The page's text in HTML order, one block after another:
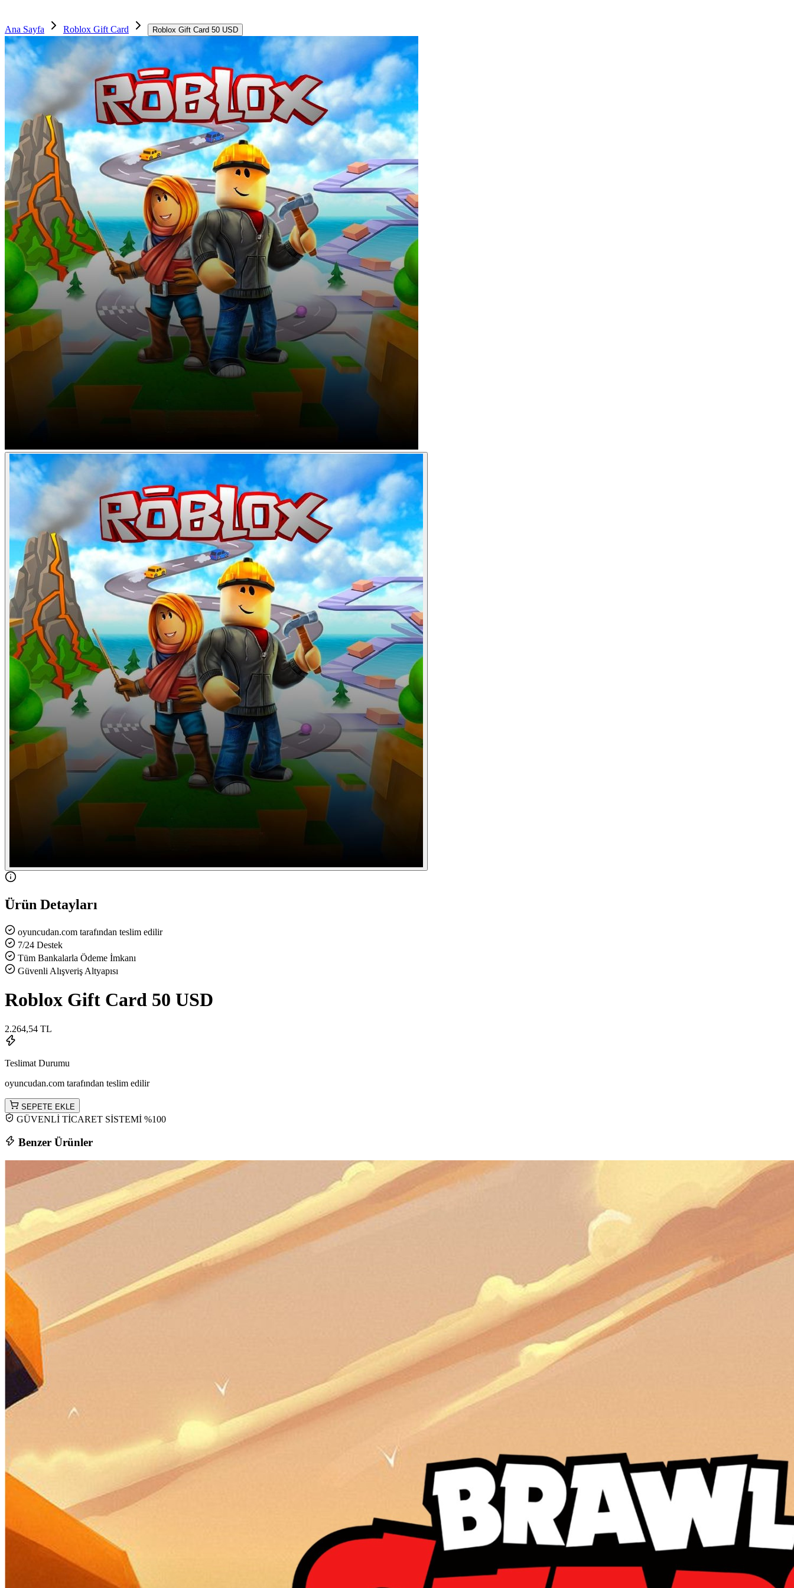
Ana Sayfa Roblox Gift Card Roblox Gift Card 50 USD
Ürün Detayları
oyuncudan.com tarafından teslim edilir
7/24 Destek
Tüm Bankalarla Ödeme İmkanı
Güvenli Alışveriş Altyapısı
Roblox Gift Card 50 USD
2.264,54 TL
Teslimat Durumu
oyuncudan.com tarafından teslim edilir
SEPETE EKLE
GÜVENLİ TİCARET SİSTEMİ %100
Benzer Ürünler